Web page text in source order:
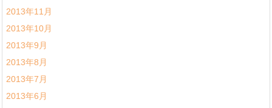
2013年11月
2013年10月
2013年9月
2013年8月
2013年7月
2013年6月